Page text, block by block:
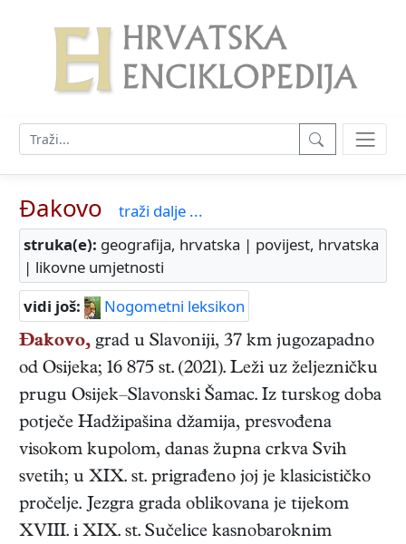
Đakovo
traži dalje ...
struka(e): geografija, hrvatska | povijest, hrvatska
| likovne umjetnosti
vidi još:
Nogometni leksikon
Đakovo, grad u Slavoniji, 37 km jugozapadno
od Osijeka; 16 875 st. (2021). Leži uz željezničku
prugu Osijek–Slavonski Šamac. Iz turskog doba
potječe Hadžipašina džamija, presvođena
visokom kupolom, danas župna crkva Svih
svetih; u XIX. st. prigrađeno joj je klasicističko
pročelje. Jezgra grada oblikovana je tijekom
XVIII. i XIX. st. Sučelice kasnobaroknim